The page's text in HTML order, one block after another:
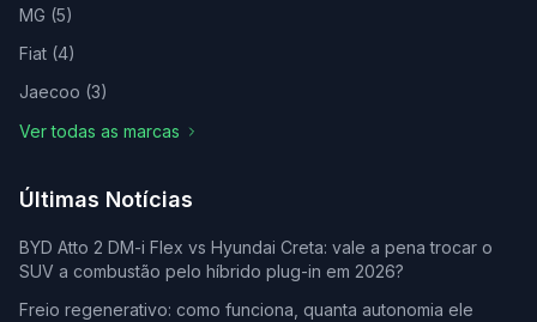
MG (5)
Fiat (4)
Jaecoo (3)
Ver todas as marcas
Últimas Notícias
BYD Atto 2 DM-i Flex vs Hyundai Creta: vale a pena trocar o
SUV a combustão pelo híbrido plug-in em 2026?
Freio regenerativo: como funciona, quanta autonomia ele